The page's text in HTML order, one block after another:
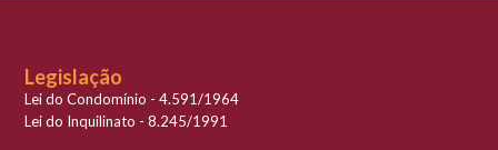
Legislação
Lei do Condomínio - 4.591/1964
Lei do Inquilinato - 8.245/1991